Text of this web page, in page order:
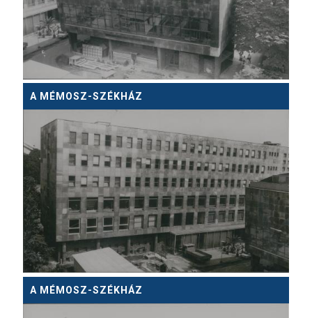
A MÉMOSZ-SZÉKHÁZ
A MÉMOSZ-SZÉKHÁZ